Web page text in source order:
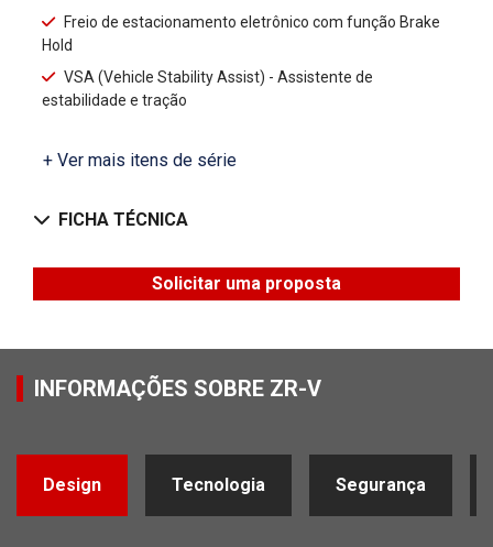
Freio de estacionamento eletrônico com função Brake
Hold
VSA (Vehicle Stability Assist) - Assistente de
estabilidade e tração
+ Ver mais itens de série
FICHA TÉCNICA
Solicitar uma proposta
INFORMAÇÕES SOBRE ZR-V
Design Tecnologia Segurança